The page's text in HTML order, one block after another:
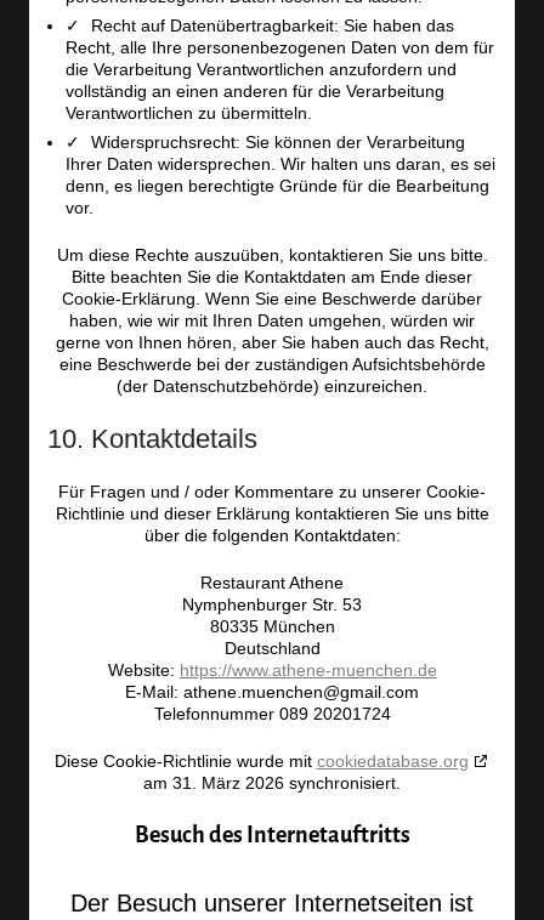
Recht auf Datenübertragbarkeit: Sie haben das
Recht, alle Ihre personenbezogenen Daten von dem für
die Verarbeitung Verantwortlichen anzufordern und
vollständig an einen anderen für die Verarbeitung
Verantwortlichen zu übermitteln.
Widerspruchsrecht: Sie können der Verarbeitung
Ihrer Daten widersprechen. Wir halten uns daran, es sei
denn, es liegen berechtigte Gründe für die Bearbeitung
vor.
Um diese Rechte auszuüben, kontaktieren Sie uns bitte.
Bitte beachten Sie die Kontaktdaten am Ende dieser
Cookie-Erklärung. Wenn Sie eine Beschwerde darüber
haben, wie wir mit Ihren Daten umgehen, würden wir
gerne von Ihnen hören, aber Sie haben auch das Recht,
eine Beschwerde bei der zuständigen Aufsichtsbehörde
(der Datenschutzbehörde) einzureichen.
10. Kontaktdetails
Für Fragen und / oder Kommentare zu unserer Cookie-
Richtlinie und dieser Erklärung kontaktieren Sie uns bitte
über die folgenden Kontaktdaten:
Restaurant Athene
Nymphenburger Str. 53
80335 München
Deutschland
Website: https://www.athene-muenchen.de
E-Mail: athene.muenchen@gmail.com
Telefonnummer 089 20201724
Diese Cookie-Richtlinie wurde mit cookiedatabase.org
am 31. März 2026 synchronisiert.
Besuch des Internetauftritts
Der Besuch unserer Internetseiten ist